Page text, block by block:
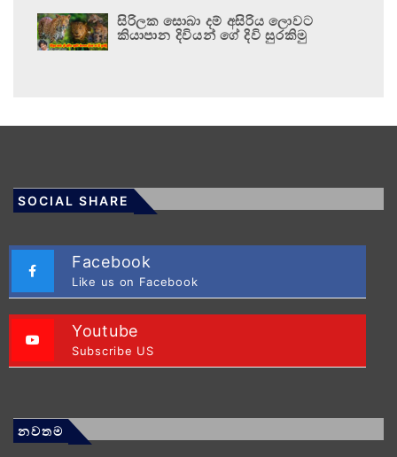
සිරිලක සොබා දම් අසිරිය ලොවට
කියාපාන දිවියන් ගේ දිවි සුරකිමු
SOCIAL SHARE
Facebook
Like us on Facebook
Youtube
Subscribe US
නවතම